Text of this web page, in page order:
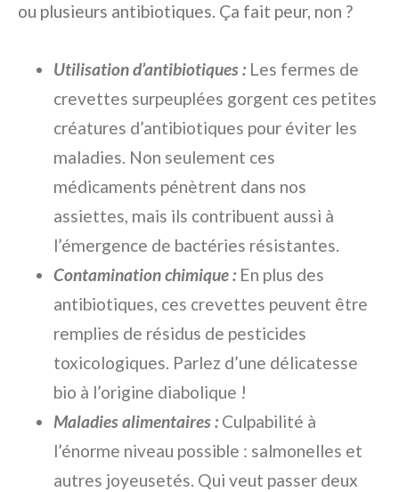
ou plusieurs antibiotiques. Ça fait peur, non ?
Utilisation d’antibiotiques : Les fermes de
crevettes surpeuplées gorgent ces petites
créatures d’antibiotiques pour éviter les
maladies. Non seulement ces
médicaments pénètrent dans nos
assiettes, mais ils contribuent aussi à
l’émergence de bactéries résistantes.
Contamination chimique : En plus des
antibiotiques, ces crevettes peuvent être
remplies de résidus de pesticides
toxicologiques. Parlez d’une délicatesse
bio à l’origine diabolique !
Maladies alimentaires : Culpabilité à
l’énorme niveau possible : salmonelles et
autres joyeusetés. Qui veut passer deux